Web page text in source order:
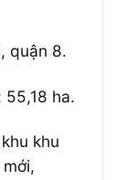
quận 8.
ha.
khu